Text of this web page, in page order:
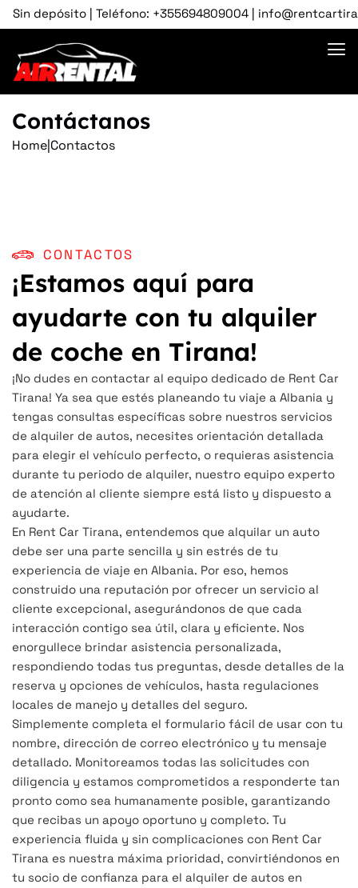
depósito | Teléfono: +355694809004 |
Contáctanos
Home Contactos
CONTACTOS
¡Estamos aquí para
ayudarte con tu alquiler
de coche en Tirana!
¡No dudes en contactar al equipo dedicado de Rent Car
Tirana! Ya sea que estés planeando tu viaje a Albania y
tengas consultas específicas sobre nuestros servicios
de alquiler de autos, necesites orientación detallada
para elegir el vehículo perfecto, o requieras asistencia
durante tu periodo de alquiler, nuestro equipo experto
de atención al cliente siempre está listo y dispuesto a
ayudarte.
En Rent Car Tirana, entendemos que alquilar un auto
debe ser una parte sencilla y sin estrés de tu
experiencia de viaje en Albania. Por eso, hemos
construido una reputación por ofrecer un servicio al
cliente excepcional, asegurándonos de que cada
interacción contigo sea útil, clara y eficiente. Nos
enorgullece brindar asistencia personalizada,
respondiendo todas tus preguntas, desde detalles de la
reserva y opciones de vehículos, hasta regulaciones
locales de manejo y detalles del seguro.
Simplemente completa el formulario fácil de usar con tu
nombre, dirección de correo electrónico y tu mensaje
detallado. Monitoreamos todas las solicitudes con
diligencia y estamos comprometidos a responderte tan
pronto como sea humanamente posible, garantizando
que recibas un apoyo oportuno y completo. Tu
experiencia fluida y sin complicaciones con Rent Car
Tirana es nuestra máxima prioridad, convirtiéndonos en
tu socio de confianza para el alquiler de autos en